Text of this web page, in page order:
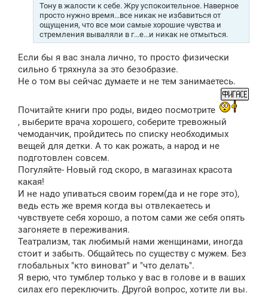
и
е
Тону в жалости к себе. Жру успокоительное. Наверное
просто нужно время...все никак не избавиться от
ощущения, что все мои самые хорошие чувства и
стремления вываляли в г...е...и никак не отмыться.
Если бы я вас знала лично, то просто физически
сильно б тряхнула за это безобразие.
Не о том вы сейчас думаете и не тем занимаетесь.
Почитайте книги про роды, видео посмотрите
, выберите врача хорошего, соберите тревожный
чемоданчик, пройдитесь по списку необходимых
вещей для детки. А то как рожать, а народ и не
подготовлен совсем.
Погуляйте- Новый год скоро, в магазинах красота
какая!
И не надо упиваться своим горем(да и не горе это),
ведь есть же время когда вы отвлекаетесь и
чувствуете себя хорошо, а потом сами же себя опять
загоняете в переживания.
Театрализм, так любимый нами женщинами, иногда
стоит и забыть. Общайтесь по существу с мужем. Без
глобальных "кто виноват" и "что делать".
Я верю, что тумблер только у вас в голове и в ваших
силах его переключить. Другой вопрос, хотите ли вы.